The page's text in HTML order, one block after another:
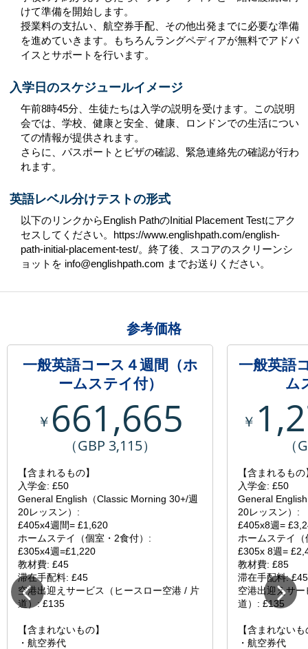
けて準備を開始します。
授業料の支払い、航空券手配、その他出発までに必要な準備
を進めていきます。もちろんラングペディアが無料でアドバ
イスとサポートを行います。
入学日のスケジュールイメージ
午前8時45分、生徒たちは入学の説明を受けます。この説明
会では、学校、健康と安全、健康、ロンドンでの生活につい
ての情報が提供されます。
さらに、パスポートとビザの確認、緊急連絡先の確認が行わ
れます。
英語レベル分けテストの形式
以下のリンクからEnglish PathのInitial Placement Testにアク
セスしてください。https://www.englishpath.com/english-
path-initial-placement-test/。終了後、スコアのスクリーンシ
ョットを info@englishpath.com までお送りください。
参考価格
一般英語コース４週間（ホ
ームステイ付）
￥ 661,665
（GBP 3,115）
【含まれるもの】
入学金: £50
General English（Classic Morning 30+/週
20レッスン）:
£405x4週間= £1,620
ホームステイ（個室・2食付）:
£305x4週=£1,220
教材費: £45
滞在手配料: £45
空港出迎えサービス（ヒースロー空港 / 片
道）: £135
【含まれないもの】
・航空券代
一般英語
ム
￥
【含まれるもの
入学金: £50
General
20レッスン）:
£405x8週=
ホームステイ
£305x 8週=
教材費: £85
滞在手配料: £45
空港出迎えサ
道）: £135
【含まれない
・航空券代